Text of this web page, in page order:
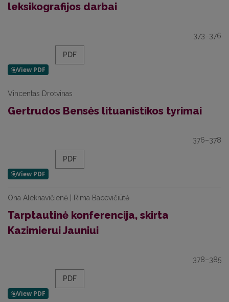
leksikografijos darbai
373–376
PDF
Vincentas Drotvinas
Gertrudos Bensės lituanistikos tyrimai
376–378
PDF
Ona Aleknavičienė | Rima Bacevičiūtė
Tarptautinė konferencija, skirta
Kazimierui Jauniui
378–385
PDF